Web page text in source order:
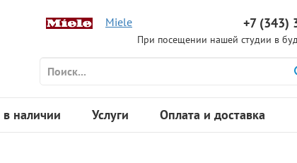
Miele +7 (343)
При посещении нашей студии в
в наличии Услуги Оплата и доставка